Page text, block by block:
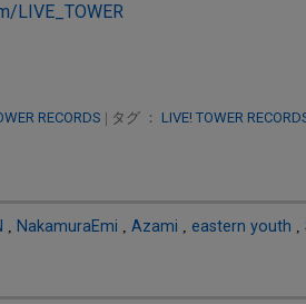
LIVE_TOWER
RECORDS | タグ ： LIVE! TOWER
NakamuraEmi Azami eastern youth